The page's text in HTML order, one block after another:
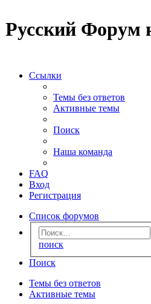
Русский Форум
Ссылки
Темы без ответов
Активные темы
Поиск
Наша команда
FAQ
Вход
Регистрация
Список форумов
поиск
Поиск
Темы без ответов
Активные темы